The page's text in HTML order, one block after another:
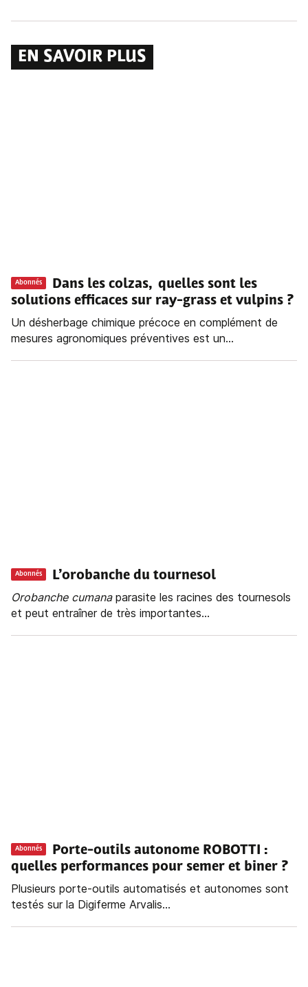
EN SAVOIR PLUS
Abonnés
Dans les colzas, quelles sont les
solutions efficaces sur ray-grass et vulpins ?
Un désherbage chimique précoce en complément de
mesures agronomiques préventives est un...
Abonnés
L’orobanche du tournesol
Orobanche cumanaparasite les racines des tournesols
et peut entraîner de très importantes...
Abonnés
Porte-outils autonome ROBOTTI :
quelles performances pour semer et biner ?
Plusieurs porte-outils automatisés et autonomes sont
testés sur la Digiferme Arvalis...